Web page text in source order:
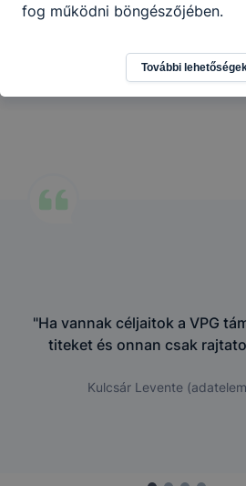
"Ha vannak céljaitok a VPG
titeket és onnan csak
Kulcsár Levente
fog működni böngészőjében.
További